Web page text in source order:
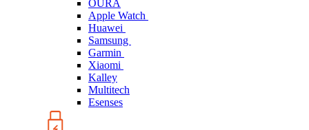
OURA
Apple Watch
Huawei
Samsung
Garmin
Xiaomi
Kalley
Multitech
Esenses